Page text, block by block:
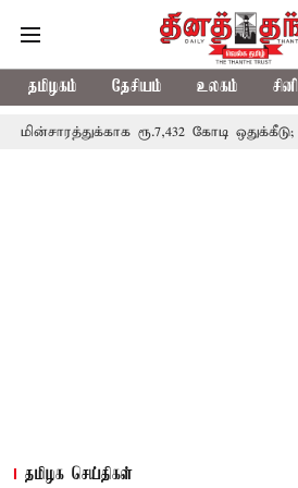
தமிழகம் தேசியம் உலகம்
ரூ.7,432 கோடி ஒதுக்கீடு; வேளாண்
தமிழக செய்திகள்